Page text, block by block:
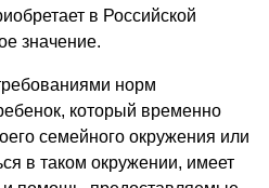
в Российской
значение.
норм
который временно
семейного окружения или
в таком окружении, имеет